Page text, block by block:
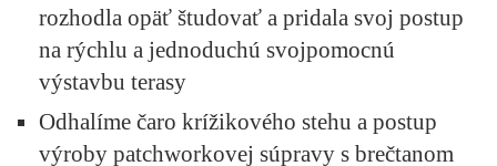
rozhodla opäť študovať a pridala svoj postup
na rýchlu a jednoduchú svojpomocnú
výstavbu terasy
Odhalíme čaro krížikového stehu a postup
výroby patchworkovej súpravy s brečtanom